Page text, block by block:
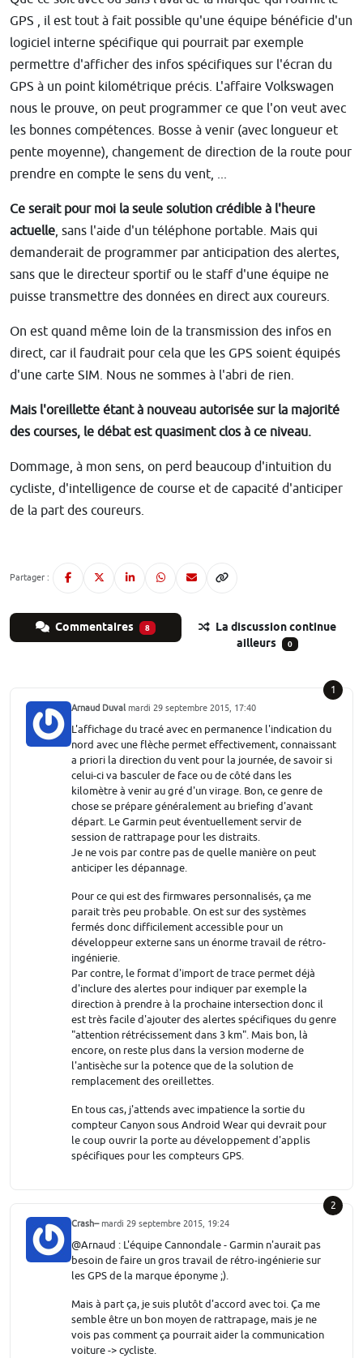
GPS , il est tout à fait possible qu'une équipe bénéficie d'un
logiciel interne spécifique qui pourrait par exemple
permettre d'afficher des infos spécifiques sur l'écran du
GPS à un point kilométrique précis. L'affaire Volkswagen
nous le prouve, on peut programmer ce que l'on veut avec
les bonnes compétences. Bosse à venir (avec longueur et
pente moyenne), changement de direction de la route pour
prendre en compte le sens du vent, ...
Ce serait pour moi la seule solution crédible à l'heure
actuelle, sans l'aide d'un téléphone portable. Mais qui
demanderait de programmer par anticipation des alertes,
sans que le directeur sportif ou le staff d'une équipe ne
puisse transmettre des données en direct aux coureurs.
On est quand même loin de la transmission des infos en
direct, car il faudrait pour cela que les GPS soient équipés
d'une carte SIM. Nous ne sommes à l'abri de rien.
Mais l'oreillette étant à nouveau autorisée sur la majorité
des courses, le débat est quasiment clos à ce niveau.
Dommage, à mon sens, on perd beaucoup d'intuition du
cycliste, d'intelligence de course et de capacité d'anticiper
de la part des coureurs.
Partager :
Commentaires 8
La discussion continue
ailleurs
0
1
Arnaud Duval mardi 29 septembre 2015, 17:40
L'affichage du tracé avec en permanence l'indication du
nord avec une flèche permet effectivement, connaissant
a priori la direction du vent pour la journée, de savoir si
celui-ci va basculer de face ou de côté dans les
kilomètre à venir au gré d'un virage. Bon, ce genre de
chose se prépare généralement au briefing d'avant
départ. Le Garmin peut éventuellement servir de
session de rattrapage pour les distraits.
Je ne vois par contre pas de quelle manière on peut
anticiper les dépannage.
Pour ce qui est des firmwares personnalisés, ça me
parait très peu probable. On est sur des systèmes
fermés donc difficilement accessible pour un
développeur externe sans un énorme travail de rétro-
ingénierie.
Par contre, le format d'import de trace permet déjà
d'inclure des alertes pour indiquer par exemple la
direction à prendre à la prochaine intersection donc il
est très facile d'ajouter des alertes spécifiques du genre
"attention rétrécissement dans 3 km". Mais bon, là
encore, on reste plus dans la version moderne de
l'antisèche sur la potence que de la solution de
remplacement des oreillettes.
En tous cas, j'attends avec impatience la sortie du
compteur Canyon sous Android Wear qui devrait pour
le coup ouvrir la porte au développement d'applis
spécifiques pour les compteurs GPS.
2
Crash--mardi 29 septembre 2015, 19:24
@Arnaud : L'équipe Cannondale - Garmin n'aurait pas
besoin de faire un gros travail de rétro-ingénierie sur
les GPS de la marque éponyme ;).
Mais à part ça, je suis plutôt d'accord avec toi. Ça me
semble être un bon moyen de rattrapage, mais je ne
vois pas comment ça pourrait aider la communication
voiture -> cycliste.